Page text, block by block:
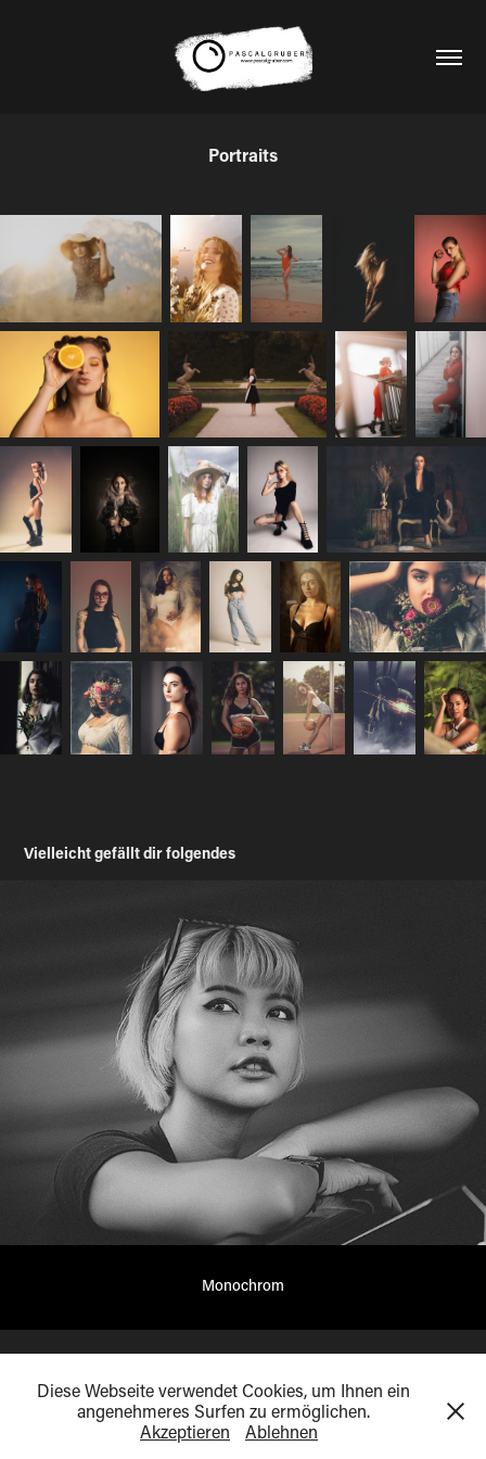
Portraits
Vielleicht gefällt dir folgendes
Monochrom
©2018-2026 Pascal Gruber, all Rights reserved
Diese Webseite verwendet Cookies, um Ihnen ein
angenehmeres Surfen zu ermöglichen.
Akzeptieren
Ablehnen